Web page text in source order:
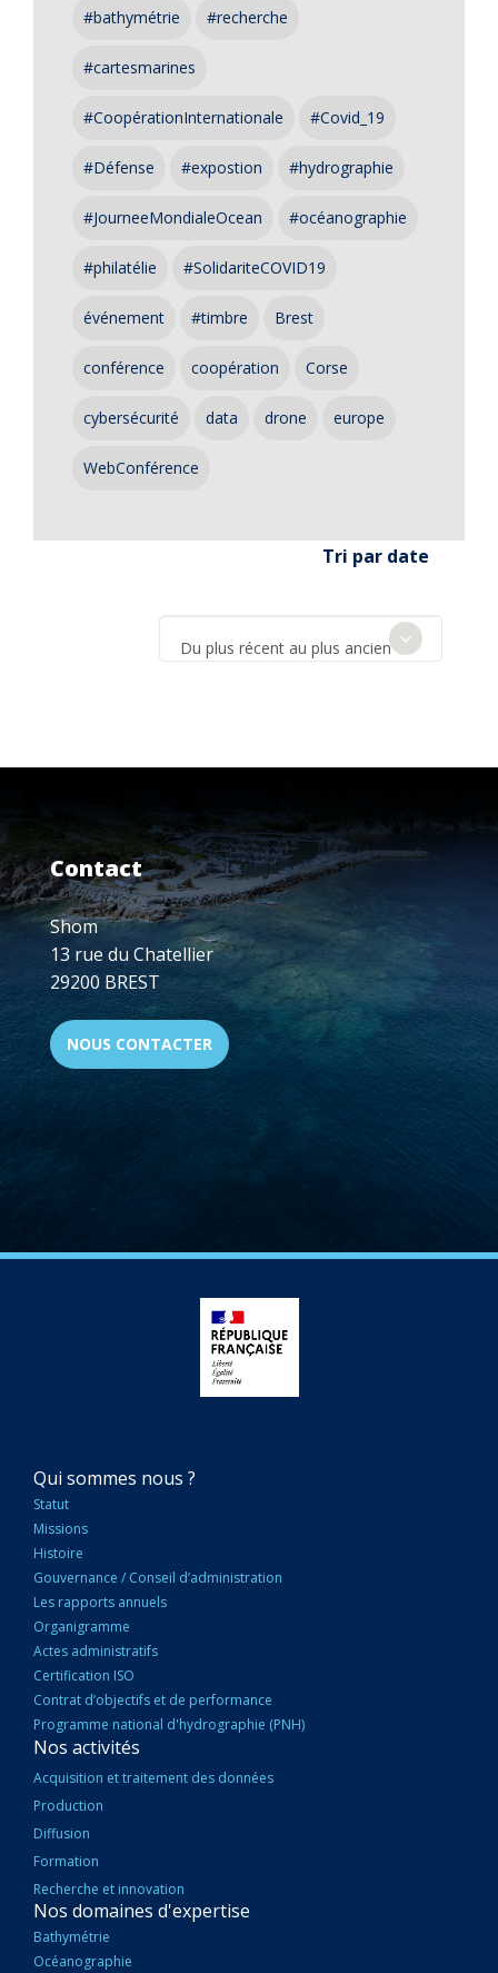
#bathymétrie #recherche
#cartesmarines
#CoopérationInternationale #Covid_19
#Défense #expostion #hydrographie
#JourneeMondialeOcean #océanographie
#philatélie #SolidariteCOVID19
événement #timbre Brest
conférence coopération Corse
cybersécurité data drone europe
WebConférence
Tri par date
Du plus récent au plus ancien
Contact
Shom
13 rue du Chatellier
29200 BREST
NOUS CONTACTER
NAVIGATION
PRINCIPALE
Qui sommes nous ?
Statut
Missions
Histoire
Gouvernance / Conseil d’administration
Les rapports annuels
Organigramme
Actes administratifs
Certification ISO
Contrat d’objectifs et de performance
Programme national d'hydrographie (PNH)
Nos activités
Acquisition et traitement des données
Production
Diffusion
Formation
Recherche et innovation
Nos domaines d'expertise
Bathymétrie
Océanographie